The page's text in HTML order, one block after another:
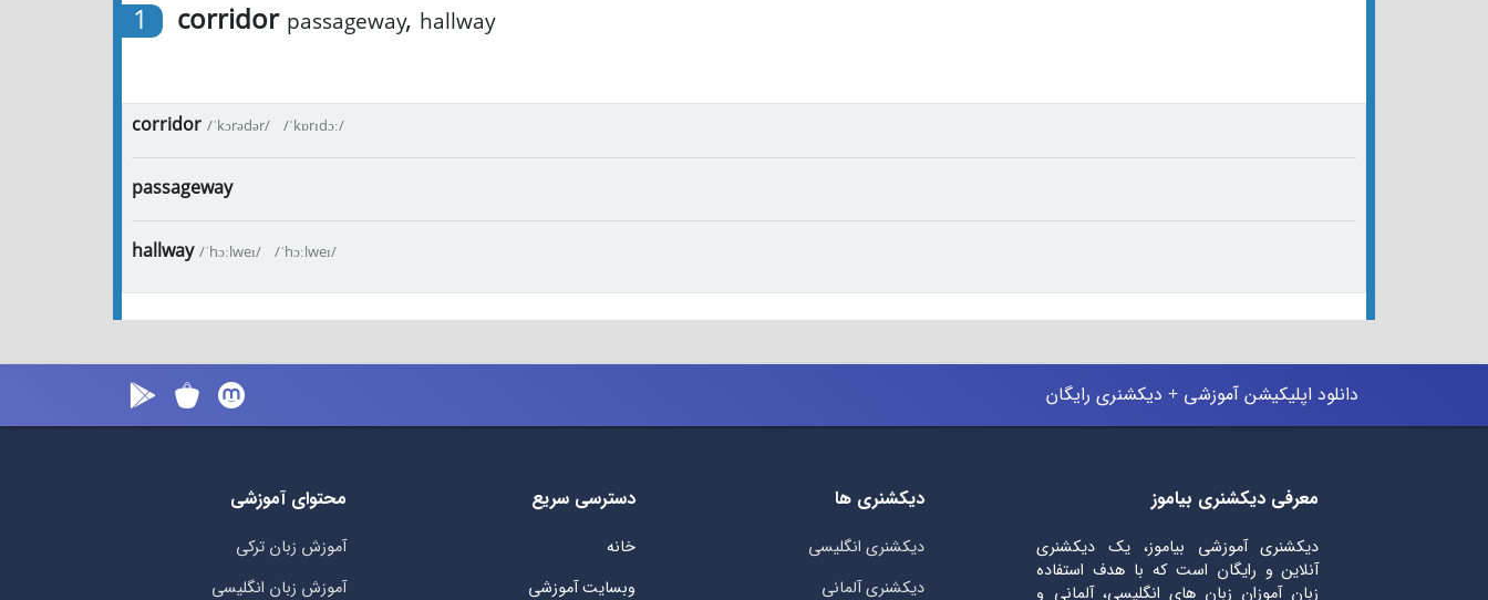
1 corridor passageway
, hallway
corridor /ˈkɔrədər/ /ˈkɒrɪdɔː/
passageway
hallway /ˈhɔːlweɪ/ /ˈhɔːlweɪ/
دانلود اپلیکیشن آموزشی + دیکشنری رایگان
معرفی دیکشنری بیاموز
دیکشنری آموزشی بیاموز، یک دیکشنری
آنلاین و رایگان است که با هدف استفاده
زبان آموزان زبان های انگلیسی، آلمانی و
دیکشنری ها
دیکشنری انگلیسی
دیکشنری آلمانی
دسترسی سریع
خانه
وبسایت آموزشی
محتوای آموزشی
آموزش زبان ترکی
آموزش زبان انگلیسی